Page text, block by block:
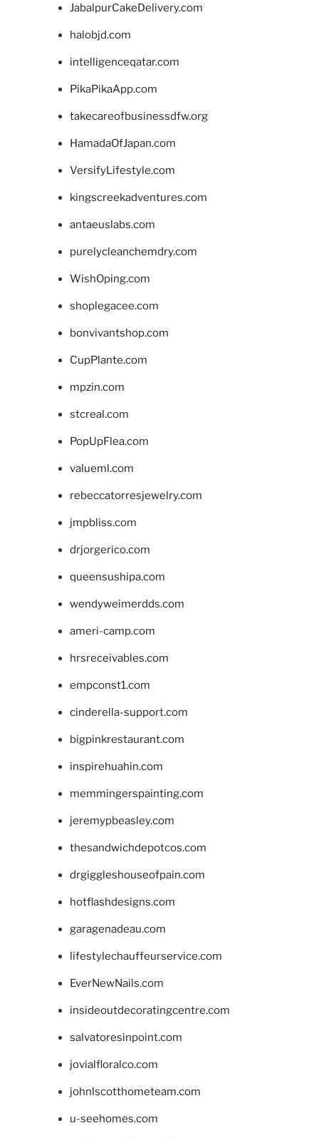
JabalpurCakeDelivery.com
halobjd.com
intelligenceqatar.com
PikaPikaApp.com
takecareofbusinessdfw.org
HamadaOfJapan.com
VersifyLifestyle.com
kingscreekadventures.com
antaeuslabs.com
purelycleanchemdry.com
WishOping.com
shoplegacee.com
bonvivantshop.com
CupPlante.com
mpzin.com
stcreal.com
PopUpFlea.com
valueml.com
rebeccatorresjewelry.com
jmpbliss.com
drjorgerico.com
queensushipa.com
wendyweimerdds.com
ameri-camp.com
hrsreceivables.com
empconst1.com
cinderella-support.com
bigpinkrestaurant.com
inspirehuahin.com
memmingerspainting.com
jeremypbeasley.com
thesandwichdepotcos.com
drgiggleshouseofpain.com
hotflashdesigns.com
garagenadeau.com
lifestylechauffeurservice.com
EverNewNails.com
insideoutdecoratingcentre.com
salvatoresinpoint.com
jovialfloralco.com
johnlscotthometeam.com
u-seehomes.com